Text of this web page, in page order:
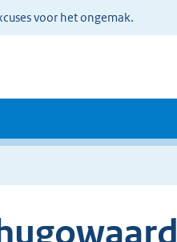
voor het ongemak.